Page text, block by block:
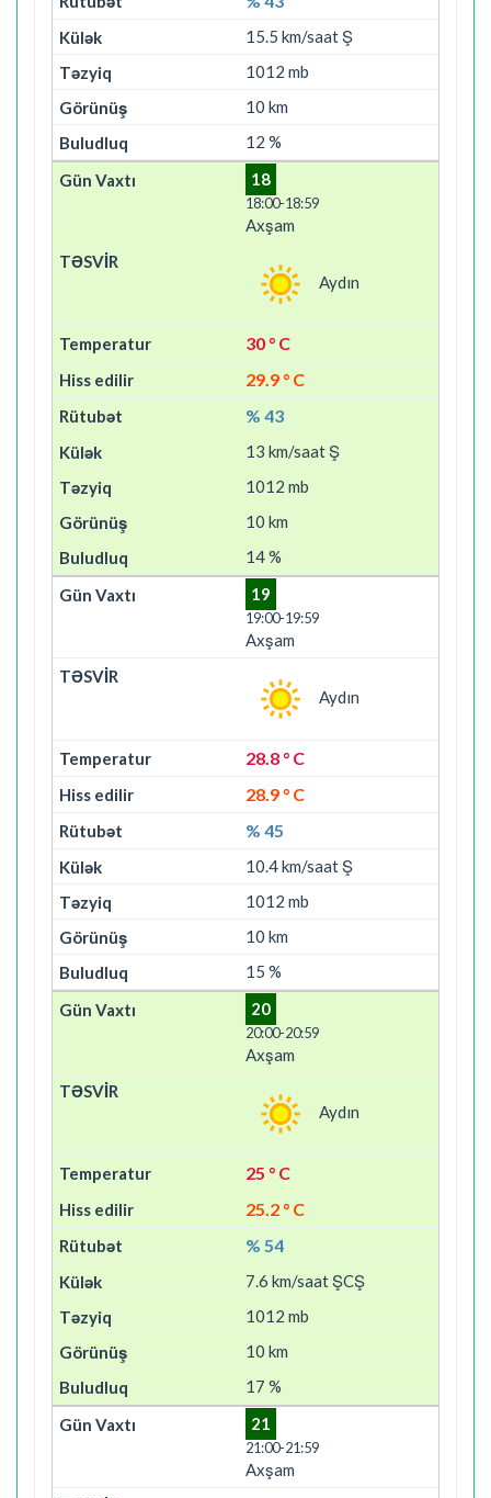
15.5 km/saat Ş
1012 mb
10 km
12 %
18
18:00-18:59
Axşam
Aydın
30 ° C
29.9 ° C
% 43
13 km/saat Ş
1012 mb
10 km
14 %
19
19:00-19:59
Axşam
Aydın
28.8 ° C
28.9 ° C
% 45
10.4 km/saat Ş
1012 mb
10 km
15 %
20
20:00-20:59
Axşam
Aydın
25 ° C
25.2 ° C
% 54
7.6 km/saat ŞCŞ
1012 mb
10 km
17 %
21
21:00-21:59
Axşam